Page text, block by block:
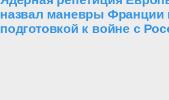
назвал маневры Франции
подготовкой к войне с